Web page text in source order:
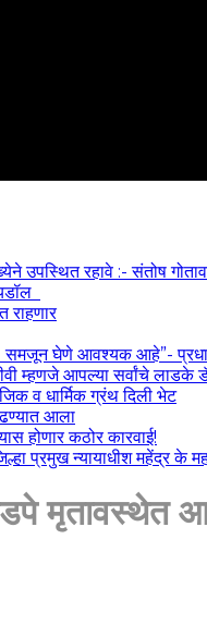
उपस्थित रहावे :- संतोष
राहणार
समजून घेणे आवश्यक आहे”-
म्हणजे आपल्या सर्वांचे लाडके
व धार्मिक ग्रंथ दिली भेट
आला
होणार कठोर कारवाई!
प्रमुख न्यायाधीश महेंद्र के
मृतावस्थेत